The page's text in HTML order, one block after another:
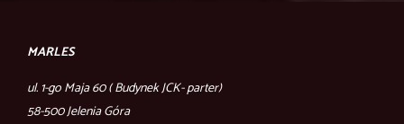
MARLES
ul. 1-go Maja 60 ( Budynek JCK- parter)
58-500 Jelenia Góra